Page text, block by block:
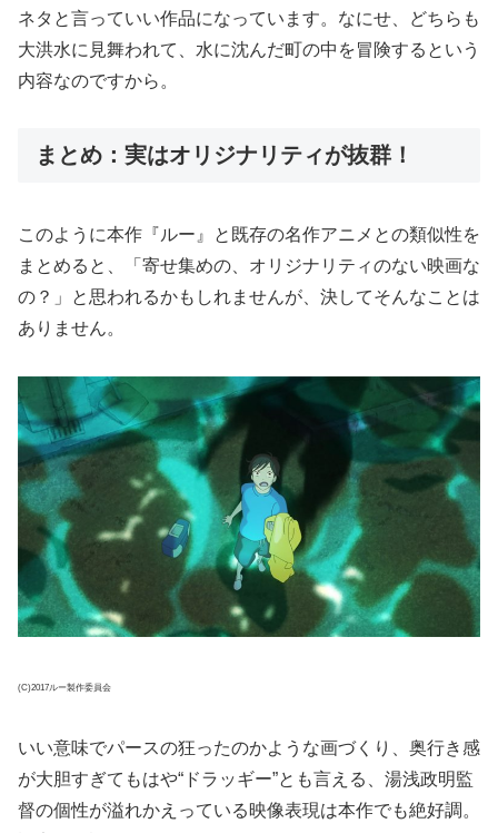
ネタと言っていい作品になっています。なにせ、どちらも
大洪水に見舞われて、水に沈んだ町の中を冒険するという
内容なのですから。
まとめ：実はオリジナリティが抜群！
このように本作『ルー』と既存の名作アニメとの類似性を
まとめると、「寄せ集めの、オリジナリティのない映画な
の？」と思われるかもしれませんが、決してそんなことは
ありません。
(C)2017ルー製作委員会
いい意味でパースの狂ったのかような画づくり、奥行き感
が大胆すぎてもはや“ドラッギー”とも言える、湯浅政明監
督の個性が溢れかえっている映像表現は本作でも絶好調。